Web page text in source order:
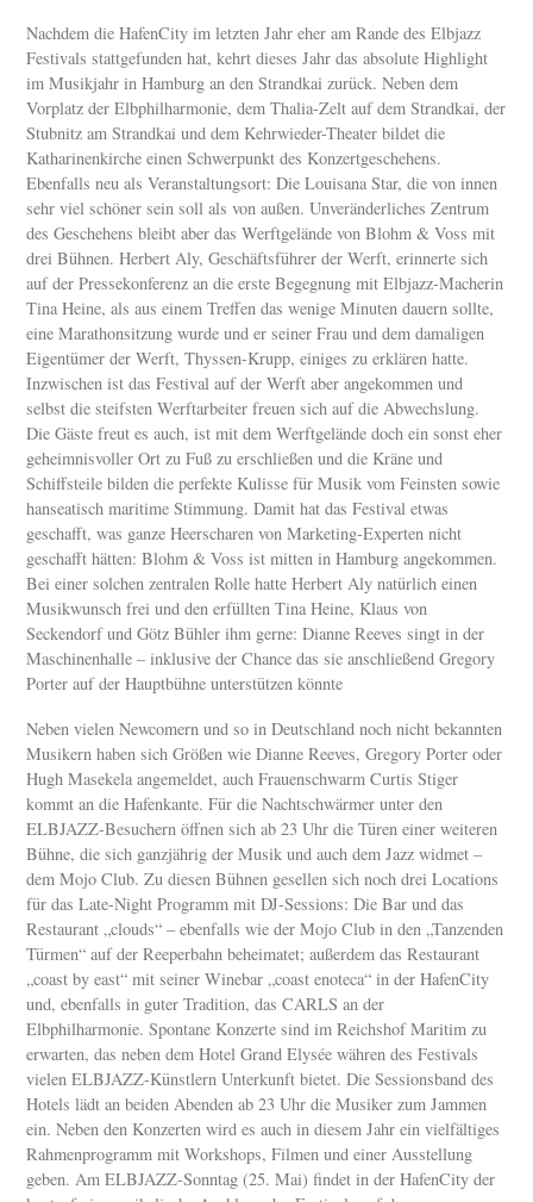
Nachdem die HafenCity im letzten Jahr eher am Rande des Elbjazz
Festivals stattgefunden hat, kehrt dieses Jahr das absolute Highlight
im Musikjahr in Hamburg an den Strandkai zurück. Neben dem
Vorplatz der Elbphilharmonie, dem Thalia-Zelt auf dem Strandkai, der
Stubnitz am Strandkai und dem Kehrwieder-Theater bildet die
Katharinenkirche einen Schwerpunkt des Konzertgeschehens.
Ebenfalls neu als Veranstaltungsort: Die Louisana Star, die von innen
sehr viel schöner sein soll als von außen. Unveränderliches Zentrum
des Geschehens bleibt aber das Werftgelände von Blohm & Voss mit
drei Bühnen. Herbert Aly, Geschäftsführer der Werft, erinnerte sich
auf der Pressekonferenz an die erste Begegnung mit Elbjazz-Macherin
Tina Heine, als aus einem Treffen das wenige Minuten dauern sollte,
eine Marathonsitzung wurde und er seiner Frau und dem damaligen
Eigentümer der Werft, Thyssen-Krupp, einiges zu erklären hatte.
Inzwischen ist das Festival auf der Werft aber angekommen und
selbst die steifsten Werftarbeiter freuen sich auf die Abwechslung.
Die Gäste freut es auch, ist mit dem Werftgelände doch ein sonst eher
geheimnisvoller Ort zu Fuß zu erschließen und die Kräne und
Schiffsteile bilden die perfekte Kulisse für Musik vom Feinsten sowie
hanseatisch maritime Stimmung. Damit hat das Festival etwas
geschafft, was ganze Heerscharen von Marketing-Experten nicht
geschafft hätten: Blohm & Voss ist mitten in Hamburg angekommen.
Bei einer solchen zentralen Rolle hatte Herbert Aly natürlich einen
Musikwunsch frei und den erfüllten Tina Heine, Klaus von
Seckendorf und Götz Bühler ihm gerne: Dianne Reeves singt in der
Maschinenhalle – inklusive der Chance das sie anschließend Gregory
Porter auf der Hauptbühne unterstützen könnte
Neben vielen Newcomern und so in Deutschland noch nicht bekannten
Musikern haben sich Größen wie Dianne Reeves, Gregory Porter oder
Hugh Masekela angemeldet, auch Frauenschwarm Curtis Stiger
kommt an die Hafenkante. Für die Nachtschwärmer unter den
ELBJAZZ-Besuchern öffnen sich ab 23 Uhr die Türen einer weiteren
Bühne, die sich ganzjährig der Musik und auch dem Jazz widmet –
dem Mojo Club. Zu diesen Bühnen gesellen sich noch drei Locations
für das Late-Night Programm mit DJ-Sessions: Die Bar und das
Restaurant „clouds“ – ebenfalls wie der Mojo Club in den „Tanzenden
Türmen“ auf der Reeperbahn beheimatet; außerdem das Restaurant
„coast by east“ mit seiner Winebar „coast enoteca“ in der HafenCity
und, ebenfalls in guter Tradition, das CARLS an der
Elbphilharmonie. Spontane Konzerte sind im Reichshof Maritim zu
erwarten, das neben dem Hotel Grand Elysée währen des Festivals
vielen ELBJAZZ-Künstlern Unterkunft bietet. Die Sessionsband des
Hotels lädt an beiden Abenden ab 23 Uhr die Musiker zum Jammen
ein. Neben den Konzerten wird es auch in diesem Jahr ein vielfältiges
Rahmenprogramm mit Workshops, Filmen und einer Ausstellung
geben. Am ELBJAZZ-Sonntag (25. Mai) findet in der HafenCity der